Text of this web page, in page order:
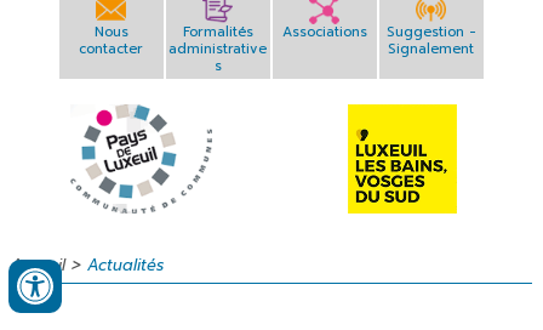
Nous
contacter
Formalités
administrative
s
Associations
Suggestion -
Signalement
Accueil> Actualités